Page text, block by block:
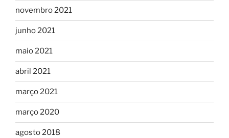
novembro 2021
junho 2021
maio 2021
abril 2021
março 2021
março 2020
agosto 2018